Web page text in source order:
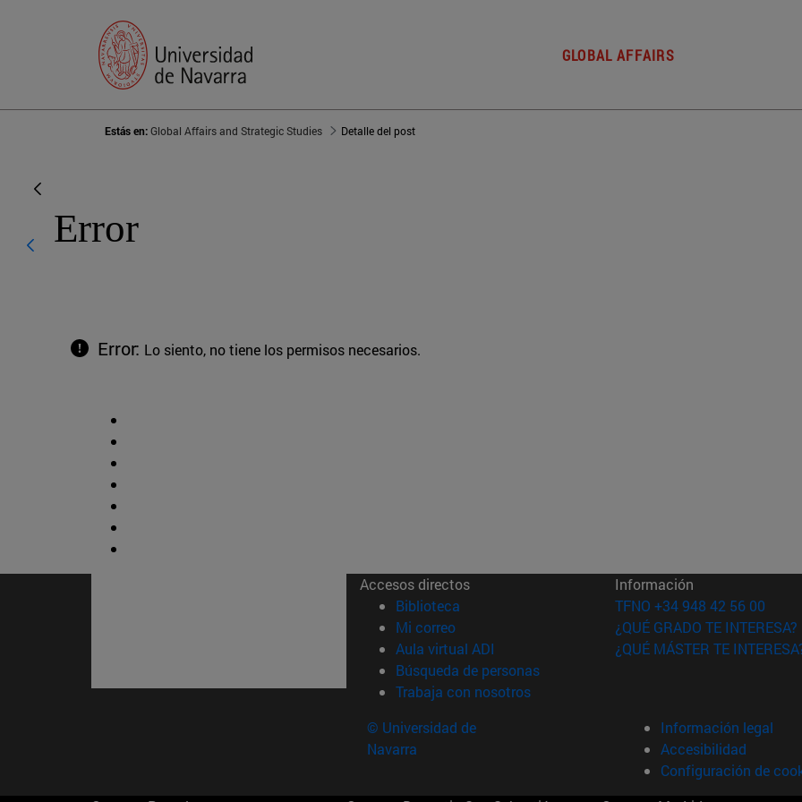
GLOBAL AFFAIRS
Estás en:Global Affairs and Strategic Studies Detalle del post
Error
Error: Lo siento, no tiene los permisos necesarios.
Accesos directos
Biblioteca (abre en nueva ventana)
Mi correo(abre en nueva ventana)
Aula virtual ADI (abre en nueva ventana)
Búsqueda de personas(abre en nueva ventana)
Trabaja con nosotros(abre en nueva ventana)
Información
TFNO +34 948 42 56 00
¿QUÉ GRADO TE INTERESA?
¿QUÉ MÁSTER TE
© Universidad de
Navarra
Información legal
Accesibilidad
Configuración de